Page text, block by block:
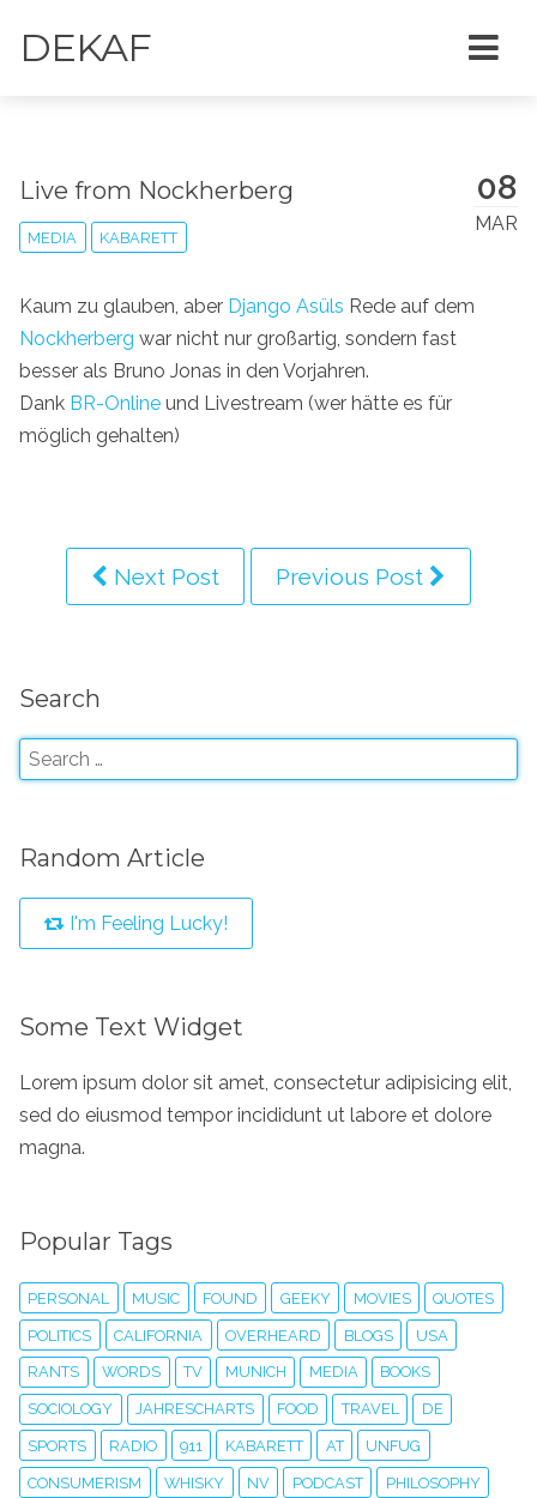
DEKAF
08
MAR
Live from Nockherberg
MEDIA KABARETT
Kaum zu glauben, aber Django Asüls Rede auf dem
Nockherberg war nicht nur großartig, sondern fast
besser als Bruno Jonas in den Vorjahren.
Dank BR-Online und Livestream (wer hätte es für
möglich gehalten)
Next Post Previous Post
Search
Random Article
I'm Feeling Lucky!
Some Text Widget
Lorem ipsum dolor sit amet, consectetur adipisicing elit,
sed do eiusmod tempor incididunt ut labore et dolore
magna.
Popular Tags
PERSONAL MUSIC FOUND GEEKY MOVIES QUOTES
POLITICS CALIFORNIA OVERHEARD BLOGS USA
RANTS WORDS TV MUNICH MEDIA BOOKS
SOCIOLOGY JAHRESCHARTS FOOD TRAVEL DE
SPORTS RADIO 911 KABARETT AT UNFUG
CONSUMERISM WHISKY NV PODCAST PHILOSOPHY